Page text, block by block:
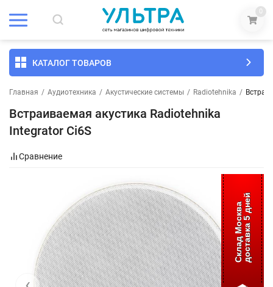
0
КАТАЛОГ ТОВАРОВ
Главная / Аудиотехника / Акустические системы / Radiotehnika /
Встраиваемая акустика Radiotehnika
Integrator Ci6S
Сравнение
Склад Москвадоставка 5 дней